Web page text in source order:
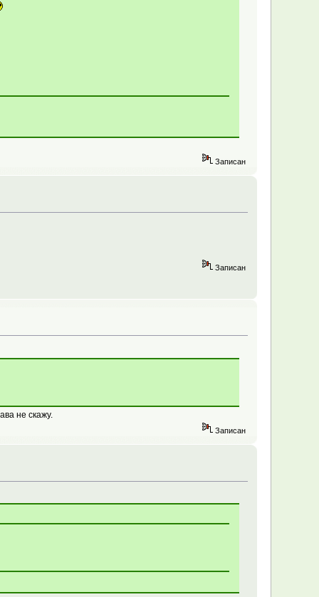
Записан
Записан
не скажу.
Записан